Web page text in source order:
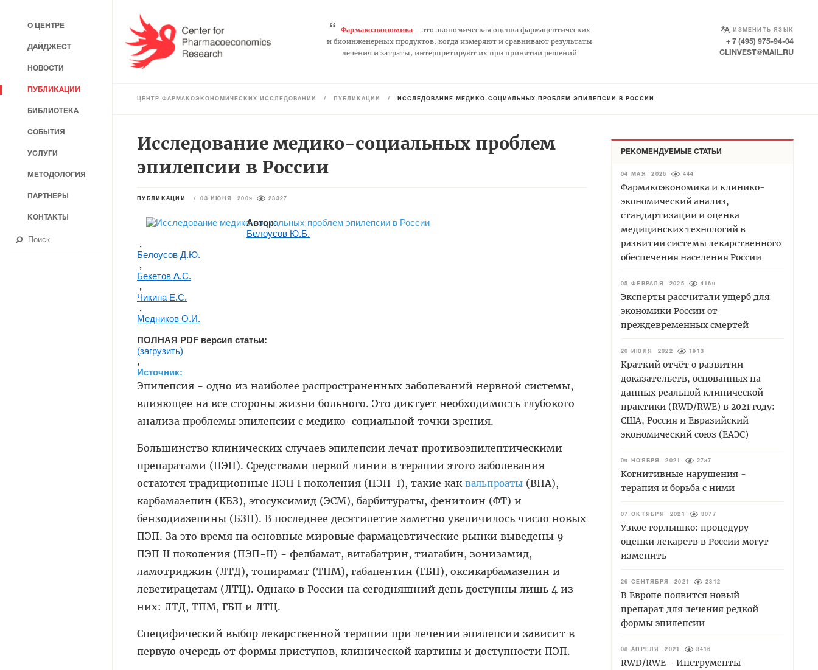
“ Фармакоэкономика– это экономическая оценка фармацевтических
и биоинженерных продуктов, когда измеряют и сравнивают результаты
лечения и затраты, интерпретируют их при принятии решений
ИЗМЕНИТЬ ЯЗЫК
SELECT LANGUAGE
+ 7 (495) 975-94-04
CLINVEST@MAIL.RU
ЦЕНТР ФАРМАКОЭКОНОМИЧЕСКИХ ИССЛЕДОВАНИЙ / ПУБЛИКАЦИИ / ИССЛЕДОВАНИЕ МЕДИКО-СОЦИАЛЬНЫХ ПРОБЛЕМ ЭПИЛЕПСИИ В РОССИИ
Исследование медико-социальных проблем
эпилепсии в России
ПУБЛИКАЦИИ / 03 ИЮНЯ 2009 23327
Автор:
Белоусов Ю.Б.
,
Белоусов Д.Ю.
,
Бекетов А.С.
,
Чикина Е.С.
,
Медников О.И.
ПОЛНАЯ PDF версия статьи:
(загрузить)
,
Источник:
Эпилепсия - одно из наиболее распространенных заболеваний нервной системы,
влияющее на все стороны жизни больного. Это диктует необходимость глубокого
анализа проблемы эпилепсии с медико-социальной точки зрения.
Большинство клинических случаев эпилепсии лечат противоэпилептическими
препаратами (ПЭП). Средствами первой линии в терапии этого заболевания
остаются традиционные ПЭП I поколения (ПЭП-I), такие как вальпроаты (ВПА),
карбамазепин (КБЗ), этосуксимид (ЭСМ), барбитураты, фенитоин (ФТ) и
бензодиазепины (БЗП). В последнее десятилетие заметно увеличилось число новых
ПЭП. За это время на основные мировые фармацевтические рынки выведены 9
ПЭП II поколения (ПЭП-II) - фелбамат, вигабатрин, тиагабин, зонизамид,
ламотриджин (ЛТД), топирамат (ТПМ), габапентин (ГБП), оксикарбамазепин и
леветирацетам (ЛТЦ). Однако в России на сегодняшний день доступны лишь 4 из
них: ЛТД, ТПМ, ГБП и ЛТЦ.
Специфический выбор лекарственной терапии при лечении эпилепсии зависит в
первую очередь от формы приступов, клинической картины и доступности ПЭП.
РЕКОМЕНДУЕМЫЕ СТАТЬИ
04 МАЯ 2026 444
Фармакоэкономика и клинико-
экономический анализ,
стандартизации и оценка
медицинских технологий в
развитии системы лекарственного
обеспечения населения России
05 ФЕВРАЛЯ 2025 4169
Эксперты рассчитали ущерб для
экономики России от
преждевременных смертей
20 ИЮЛЯ 2022 1913
Краткий отчёт о развитии
доказательств, основанных на
данных реальной клинической
практики (RWD/RWE) в 2021 году:
США, Россия и Евразийский
экономический союз (ЕАЭС)
09 НОЯБРЯ 2021 2787
Когнитивные нарушения -
терапия и борьба с ними
07 ОКТЯБРЯ 2021 3077
Узкое горлышко: процедуру
оценки лекарств в России могут
изменить
26 СЕНТЯБРЯ 2021 2312
В Европе появится новый
препарат для лечения редкой
формы эпилепсии
08 АПРЕЛЯ 2021 3416
RWD/RWE - Инструменты
О ЦЕНТРЕ
ДАЙДЖЕСТ
НОВОСТИ
ПУБЛИКАЦИИ
БИБЛИОТЕКА
СОБЫТИЯ
УСЛУГИ
МЕТОДОЛОГИЯ
ПАРТНЕРЫ
КОНТАКТЫ